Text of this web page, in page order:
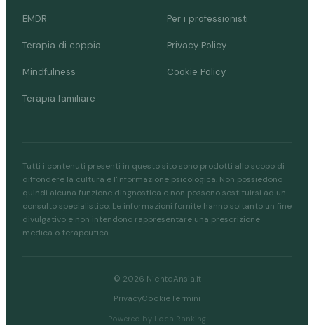
EMDR
Terapia di coppia
Mindfulness
Terapia familiare
Per i professionisti
Privacy Policy
Cookie Policy
Tutti i contenuti presenti in questo sito sono prodotti allo scopo di
diffondere la cultura e l'informazione psicologica. Non possiedono
quindi alcuna funzione diagnostica e non possono sostituirsi ad un
consulto specialistico. Le informazioni fornite hanno soltanto un fine
divulgativo e non intendono rappresentare una prescrizione
medica o terapeutica.
© 2026 NienteAnsia.it
PrivacyCookieTermini
Powered by LocalRanking